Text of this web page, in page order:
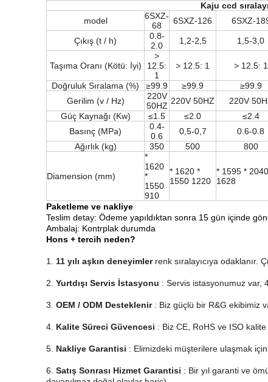
Kaju ccd
model
6SXZ-
68
6SXZ-126 6SXZ-
Çıkış (t / h)
0.8-
2.0
1,2-2,5 1,5-3,0
Taşıma Oranı (Kötü: İyi)
>
12.5:
1
> 12.5: 1 > 12.5: 1
Doğruluk Sıralama (%) ≥99.9 ≥99.9 ≥99.9
Gerilim (v / Hz)
220V
50HZ 220V 50HZ 220V
Güç Kaynağı (Kw)
≤1.5 ≤2.0 ≤2.4
Basınç (MPa)
0.4-
0.6
0,5-0,7 0.6-0.8
Ağırlık (kg)
350 500 800
Diamension (mm)
*
1620
*
1550
910
* 1620 *
1550 1220
* 1595 * 2040
1628
Paketleme ve nakliye
Teslim detay: Ödeme yapıldıktan sonra 15 gün içinde
Ambalaj: Kontrplak durumda
Hons + tercih neden?
1. 11 yılı aşkın deneyimlerrenk sıralayıcıya odaklanır.
2. Yurtdışı Servis İstasyonu : Servis istasyonumuz var,
3. OEM / ODM Desteklenir: Biz güçlü bir R&G ekibimiz
4. Kalite Süreci Güvencesi : Biz CE, RoHS ve ISO
5. Nakliye Garantisi : Elimizdeki müşterilere ulaşmak
6. Satış Sonrası Hizmet Garantisi : Bir yıl garanti ve